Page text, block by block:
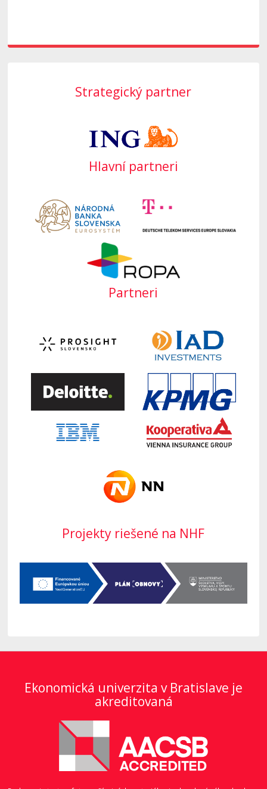
Strategický partner
Hlavní partneri
Partneri
Projekty riešené na NHF
Ekonomická univerzita v Bratislave je
akreditovaná